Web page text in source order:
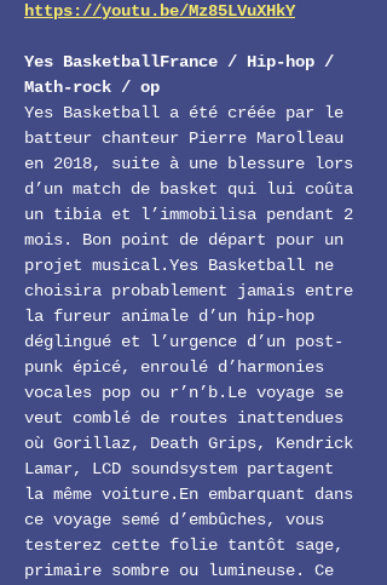
https://youtu.be/Mz85LVuXHkY
Yes BasketballFrance / Hip-hop /
Math-rock / op
Yes Basketball a été créée par le
batteur chanteur Pierre Marolleau
en 2018, suite à une blessure lors
d’un match de basket qui lui coûta
un tibia et l’immobilisa pendant 2
mois. Bon point de départ pour un
projet musical.Yes Basketball ne
choisira probablement jamais entre
la fureur animale d’un hip-hop
déglingué et l’urgence d’un post-
punk épicé, enroulé d’harmonies
vocales pop ou r’n’b.Le voyage se
veut comblé de routes inattendues
où Gorillaz, Death Grips, Kendrick
Lamar, LCD soundsystem partagent
la même voiture.En embarquant dans
ce voyage semé d’embûches, vous
testerez cette folie tantôt sage,
primaire sombre ou lumineuse. Ce